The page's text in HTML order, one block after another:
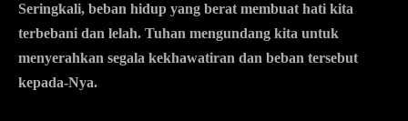
Seringkali, beban hidup yang berat membuat hati kita
terbebani dan lelah. Tuhan mengundang kita untuk
menyerahkan segala kekhawatiran dan beban tersebut
kepada-Nya.